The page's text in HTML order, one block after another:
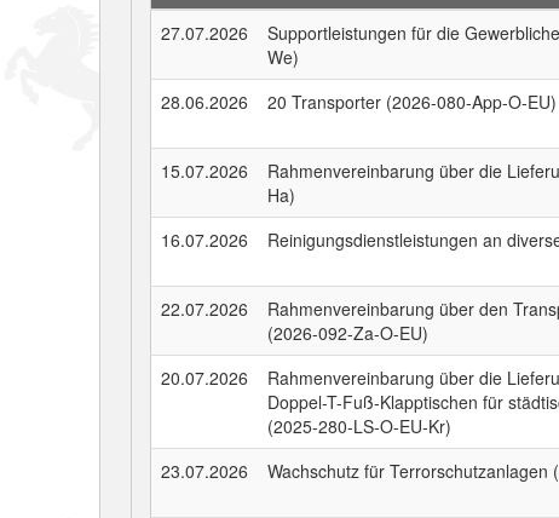
27.07.2026
Supportleistungen für die
We)
28.06.2026
20 Transporter (2026-080-App-O-EU)
15.07.2026
Rahmenvereinbarung über die
Ha)
16.07.2026
Reinigungsdienstleistungen an
22.07.2026
Rahmenvereinbarung über den
(2026-092-Za-O-EU)
20.07.2026
Rahmenvereinbarung über die
Doppel-T-Fuß-Klapptischen für
(2025-280-LS-O-EU-Kr)
23.07.2026 Wachschutz für Terrorschutzanlagen